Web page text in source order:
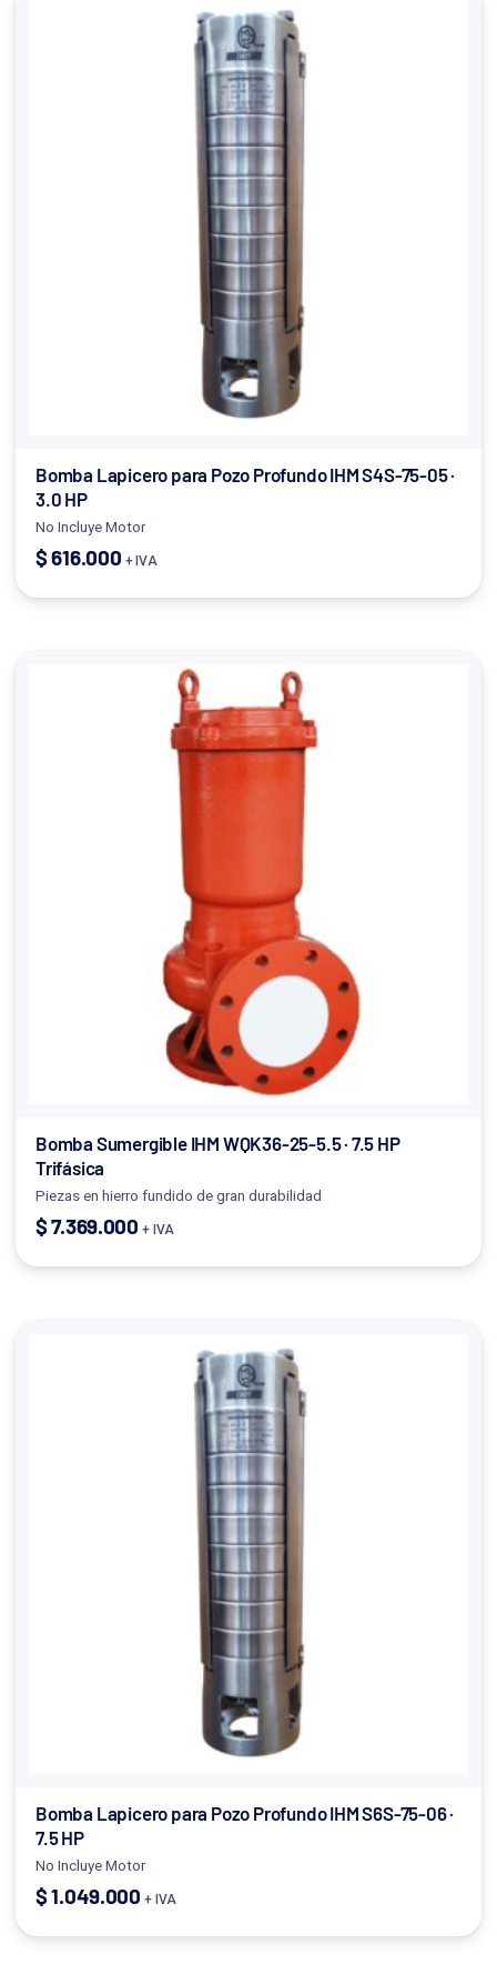
Bomba Lapicero para Pozo Profundo IHM S4S-75-05 ·
3.0 HP
No Incluye Motor
$616.000 + IVA
Bomba Sumergible IHM WQK36-25-5.5 · 7.5 HP
Trifásica
Piezas en hierro fundido de gran durabilidad
$7.369.000 + IVA
Bomba Lapicero para Pozo Profundo IHM S6S-75-06 ·
7.5 HP
No Incluye Motor
$1.049.000 + IVA